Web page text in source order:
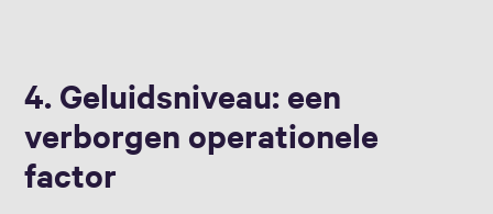
4. Geluidsniveau: een
verborgen operationele
factor